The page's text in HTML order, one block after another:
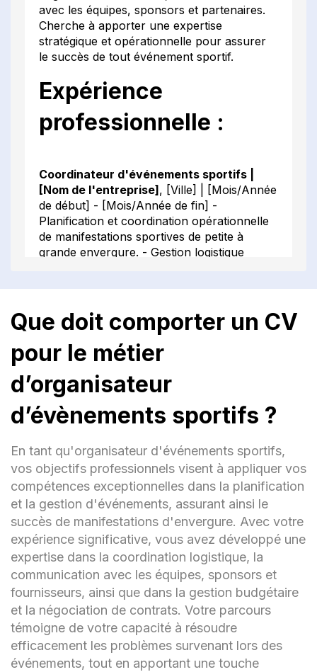
avec les équipes, sponsors et partenaires.
Cherche à apporter une expertise
stratégique et opérationnelle pour assurer
le succès de tout événement sportif.
Expérience
professionnelle :
Coordinateur d'événements sportifs |
[Nom de l'entreprise], [Ville] | [Mois/Année
de début] - [Mois/Année de fin] -
Planification et coordination opérationnelle
de manifestations sportives de petite à
grande envergure. - Gestion logistique
- Négociation de contrats avec les
fournisseurs, sponsors et partenaires.
Responsable de la logistique
d'événements | [Nom de l'entreprise]
[Ville] | [Mois/Année de début] -
[Mois/Année de fin] - Coordination de la
logistique pour des événements sportifs
équipes de volontaires et communication
avec les parties prenantes clés. - Mise en
œuvre de solutions créatives pour
améliorer l'expérience des participants.
Formation :
Master en Gestion d'Événements | [Nom de
l'université], [Ville] | [Mois/Année de début]
- [Mois/Année de fin]
Compétences :
Que doit comporter un CV
pour le métier
d’organisateur
d’évènements sportifs ?
En tant qu'organisateur d'événements sportifs,
vos objectifs professionnels visent à appliquer vos
compétences exceptionnelles dans la planification
et la gestion d'événements, assurant ainsi le
succès de manifestations d'envergure. Avec votre
expérience significative, vous avez développé une
expertise dans la coordination logistique, la
communication avec les équipes, sponsors et
fournisseurs, ainsi que dans la gestion budgétaire
et la négociation de contrats. Votre parcours
témoigne de votre capacité à résoudre
efficacement les problèmes survenant lors des
événements, tout en apportant une touche